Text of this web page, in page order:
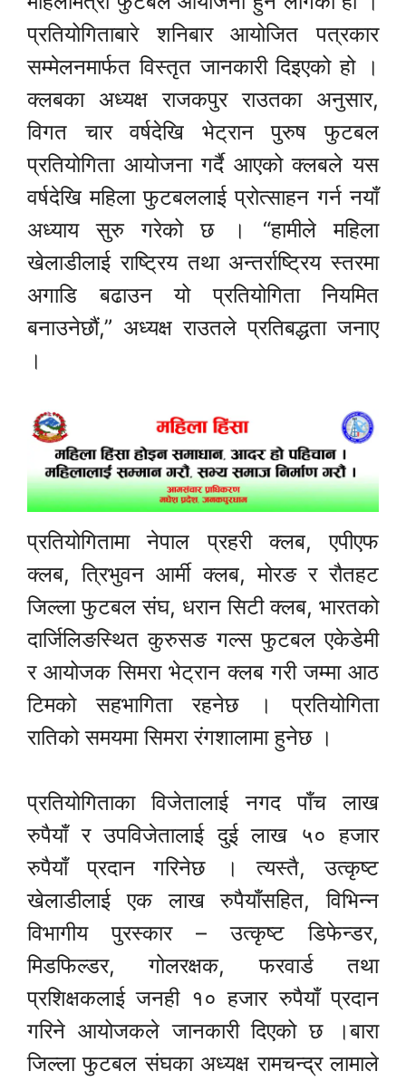
प्रतियोगिताबारे शनिबार आयोजित पत्रकार
सम्मेलनमार्फत विस्तृत जानकारी दिइएको हो ।
क्लबका अध्यक्ष राजकपुर राउतका अनुसार,
विगत चार वर्षदेखि भेट्रान पुरुष फुटबल
प्रतियोगिता आयोजना गर्दै आएको क्लबले यस
वर्षदेखि महिला फुटबललाई प्रोत्साहन गर्न नयाँ
अध्याय सुरु गरेको छ । “हामीले महिला
खेलाडीलाई राष्ट्रिय तथा अन्तर्राष्ट्रिय स्तरमा
अगाडि बढाउन यो प्रतियोगिता नियमित
बनाउनेछौं,” अध्यक्ष राउतले प्रतिबद्धता जनाए
।
प्रतियोगितामा नेपाल प्रहरी क्लब, एपीएफ
क्लब, त्रिभुवन आर्मी क्लब, मोरङ र रौतहट
जिल्ला फुटबल संघ, धरान सिटी क्लब, भारतको
दार्जिलिङस्थित कुरुसङ गल्स फुटबल एकेडेमी
र आयोजक सिमरा भेट्रान क्लब गरी जम्मा आठ
टिमको सहभागिता रहनेछ । प्रतियोगिता
रातिको समयमा सिमरा रंगशालामा हुनेछ ।
प्रतियोगिताका विजेतालाई नगद पाँच लाख
रुपैयाँ र उपविजेतालाई दुई लाख ५० हजार
रुपैयाँ प्रदान गरिनेछ । त्यस्तै, उत्कृष्ट
खेलाडीलाई एक लाख रुपैयाँसहित, विभिन्न
विभागीय पुरस्कार – उत्कृष्ट डिफेन्डर,
मिडफिल्डर, गोलरक्षक, फरवार्ड तथा
प्रशिक्षकलाई जनही १० हजार रुपैयाँ प्रदान
गरिने आयोजकले जानकारी दिएको छ ।बारा
जिल्ला फुटबल संघका अध्यक्ष रामचन्द्र लामाले